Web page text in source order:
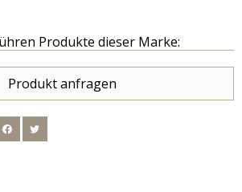
Produkte dieser Marke:
Produkt anfragen